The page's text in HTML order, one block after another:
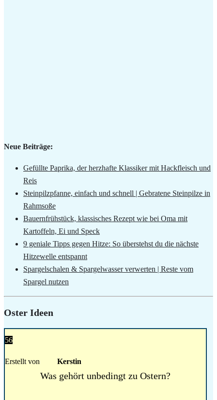
Neue Beiträge:
Gefüllte Paprika, der herzhafte Klassiker mit Hackfleisch und
Reis
Steinpilzpfanne, einfach und schnell | Gebratene Steinpilze in
Rahmsoße
Bauernfrühstück, klassisches Rezept wie bei Oma mit
Kartoffeln, Ei und Speck
9 geniale Tipps gegen Hitze: So überstehst du die nächste
Hitzewelle entspannt
Spargelschalen & Spargelwasser verwerten | Reste vom
Spargel nutzen
Oster Ideen
56
Erstellt von Kerstin
Was gehört unbedingt zu Ostern?